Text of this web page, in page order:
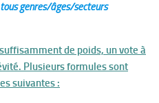
genres/âges/secteurs
de poids, un vote à
Plusieurs formules sont
suivantes :